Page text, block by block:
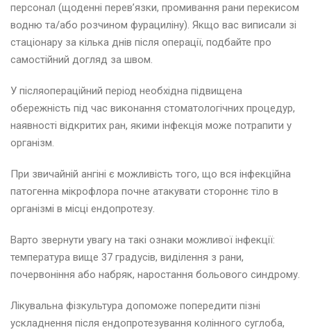
персонал (щоденні перев’язки, промивання рани перекисом
водню та/або розчином фурациліну). Якщо вас виписали зі
стаціонару за кілька днів після операції, подбайте про
самостійний догляд за швом.
У післяопераційний період необхідна підвищена
обережність під час виконання стоматологічних процедур,
наявності відкритих ран, якими інфекція може потрапити у
організм.
При звичайній ангіні є можливість того, що вся інфекційна
патогенна мікрофлора почне атакувати стороннє тіло в
організмі в місці ендопротезу.
Варто звернути увагу на такі ознаки можливої інфекції:
температура вище 37 градусів, виділення з рани,
почервоніння або набряк, наростання больового синдрому.
Лікувальна фізкультура допоможе попередити пізні
ускладнення після ендопротезування колінного суглоба,